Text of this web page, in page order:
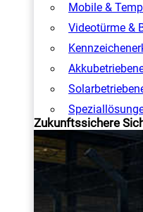
Mobile &
Videotürme &
Zukunftssichere